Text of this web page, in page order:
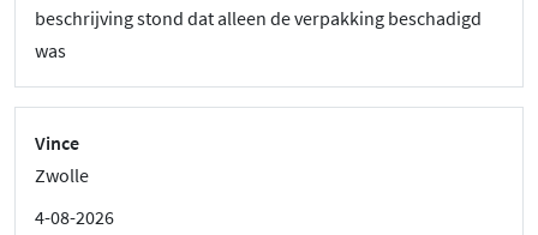
beschrijving stond dat alleen de verpakking beschadigd
was
Vince
Zwolle
4-08-2026